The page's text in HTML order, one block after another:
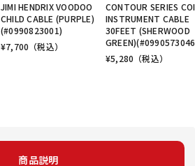
JIMI HENDRIX VOODOO
CHILD CABLE (PURPLE)
(#0990823001)
¥7,700 （税込）
CONTOUR SERIES
INSTRUMENT CABLE
30FEET (SHERWOOD
¥5,280 （税込）
商品説明